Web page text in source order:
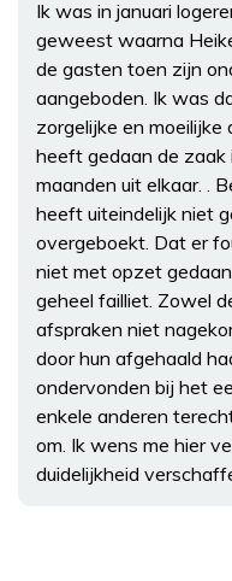
Ik was in januari
geweest waarna
de gasten toen zijn
aangeboden. Ik was
zorgelijke en
heeft gedaan de zaak
maanden uit elkaar. .
heeft uiteindelijk niet
overgeboekt. Dat er
niet met opzet
geheel failliet. Zowel
afspraken niet
door hun afgehaald
ondervonden bij het
enkele anderen
om. Ik wens me hier
duidelijkheid